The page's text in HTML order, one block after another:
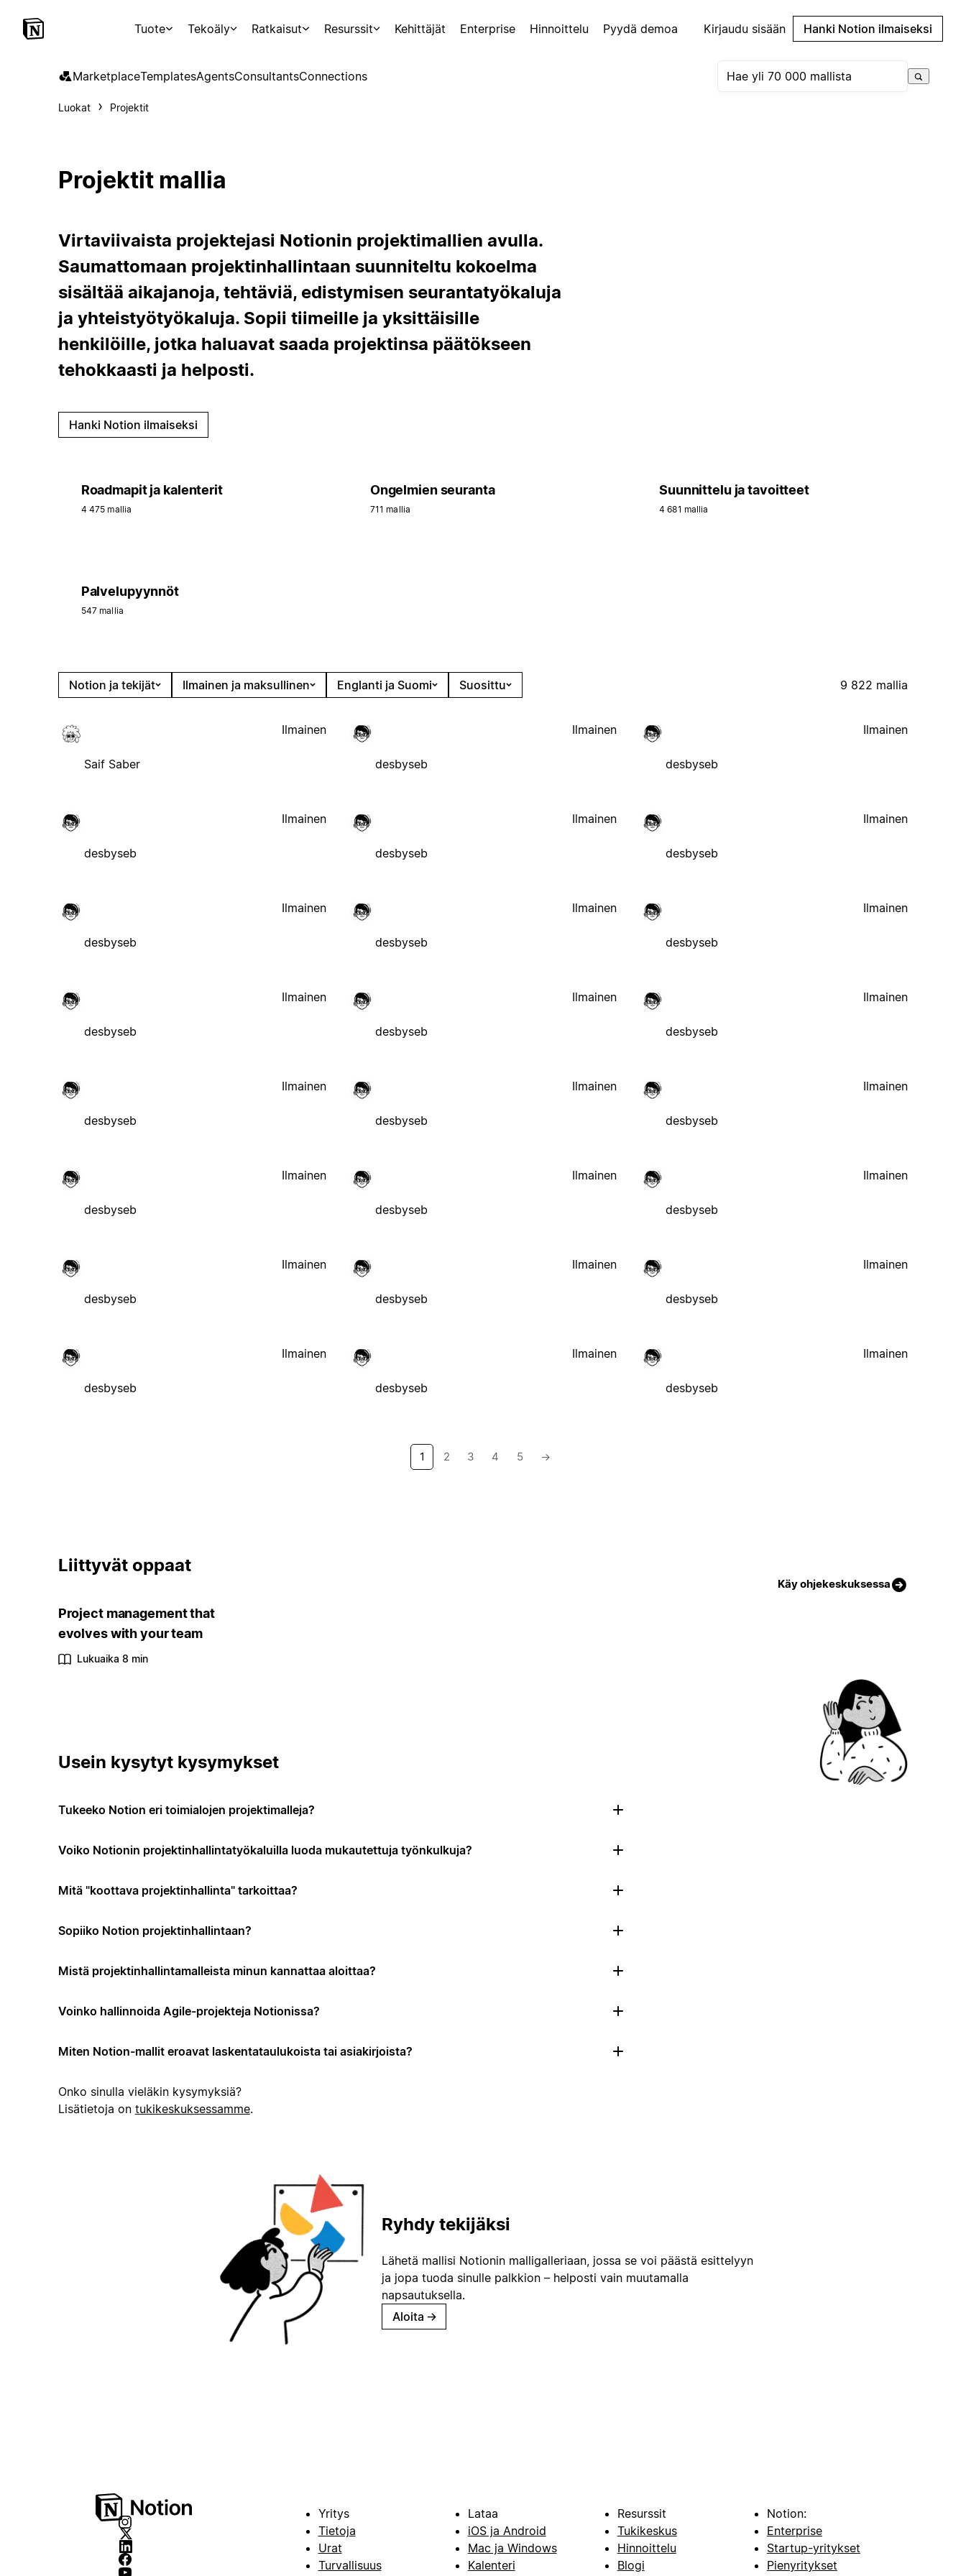
Tuote Tekoäly Ratkaisut Resurssit Kehittäjät Enterprise Hinnoittelu Pyydä demoa Kirjaudu sisään Hanki Notion ilmaiseksi
MarketplaceTemplatesAgentsConsultantsConnections
Luokat Projektit
Projektit mallia
Virtaviivaista projektejasi Notionin projektimallien avulla.
Saumattomaan projektinhallintaan suunniteltu kokoelma
sisältää aikajanoja, tehtäviä, edistymisen seurantatyökaluja
ja yhteistyötyökaluja. Sopii tiimeille ja yksittäisille
henkilöille, jotka haluavat saada projektinsa päätökseen
tehokkaasti ja helposti.
Hanki Notion ilmaiseksi
Roadmapit ja kalenterit
4 475 mallia
Ongelmien seuranta
711 mallia
Suunnittelu ja tavoitteet
4 681 mallia
Palvelupyynnöt
547 mallia
Notion ja tekijät Ilmainen ja maksullinen Englanti ja Suomi Suosittu 9 822 mallia
Saif Saber
Ilmainen
desbyseb
Ilmainen
desbyseb
Ilmainen
desbyseb
Ilmainen
desbyseb
Ilmainen
desbyseb
Ilmainen
desbyseb
Ilmainen
desbyseb
Ilmainen
desbyseb
Ilmainen
desbyseb
Ilmainen
desbyseb
Ilmainen
desbyseb
Ilmainen
desbyseb
Ilmainen
desbyseb
Ilmainen
desbyseb
Ilmainen
desbyseb
Ilmainen
desbyseb
Ilmainen
desbyseb
Ilmainen
desbyseb
Ilmainen
desbyseb
Ilmainen
desbyseb
Ilmainen
desbyseb
Ilmainen
desbyseb
Ilmainen
desbyseb
Ilmainen
1 2 3 4 5 →
Liittyvät oppaat
Käy ohjekeskuksessa
Project management that
evolves with your team
Lukuaika 8 min
Usein kysytyt kysymykset
Tukeeko Notion eri toimialojen projektimalleja?
Voiko Notionin projektinhallintatyökaluilla luoda mukautettuja työnkulkuja?
Mitä "koottava projektinhallinta" tarkoittaa?
Sopiiko Notion projektinhallintaan?
Mistä projektinhallintamalleista minun kannattaa aloittaa?
Voinko hallinnoida Agile-projekteja Notionissa?
Miten Notion-mallit eroavat laskentataulukoista tai asiakirjoista?
Onko sinulla vieläkin kysymyksiä?
Lisätietoja on tukikeskuksessamme.
Ryhdy tekijäksi
Lähetä mallisi Notionin malligalleriaan, jossa se voi päästä esittelyyn
ja jopa tuoda sinulle palkkion – helposti vain muutamalla
napsautuksella.
Aloita →
Yritys
Tietoja
Urat
Turvallisuus
Lataa
iOS ja Android
Mac ja Windows
Kalenteri
Resurssit
Tukikeskus
Hinnoittelu
Blogi
Notion:
Enterprise
Startup-yritykset
Pienyritykset